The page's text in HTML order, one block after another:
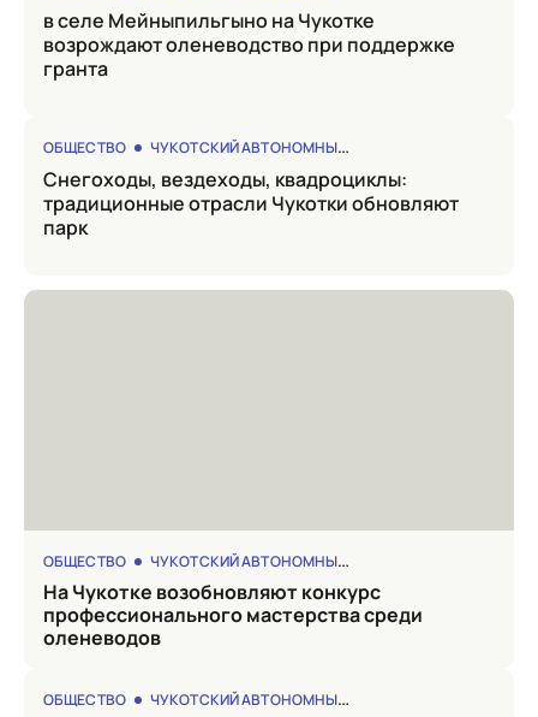
в селе Мейныпильгыно на Чукотке
возрождают оленеводство при поддержке
гранта
ОБЩЕСТВО ЧУКОТСКИЙ АВТОНОМНЫЙ ОКРУГ
Снегоходы, вездеходы, квадроциклы:
традиционные отрасли Чукотки обновляют
парк
ОБЩЕСТВО ЧУКОТСКИЙ АВТОНОМНЫЙ ОКРУГ
на Чукотке возобновляют конкурс
профессионального мастерства среди
оленеводов
ОБЩЕСТВО ЧУКОТСКИЙ АВТОНОМНЫЙ ОКРУГ